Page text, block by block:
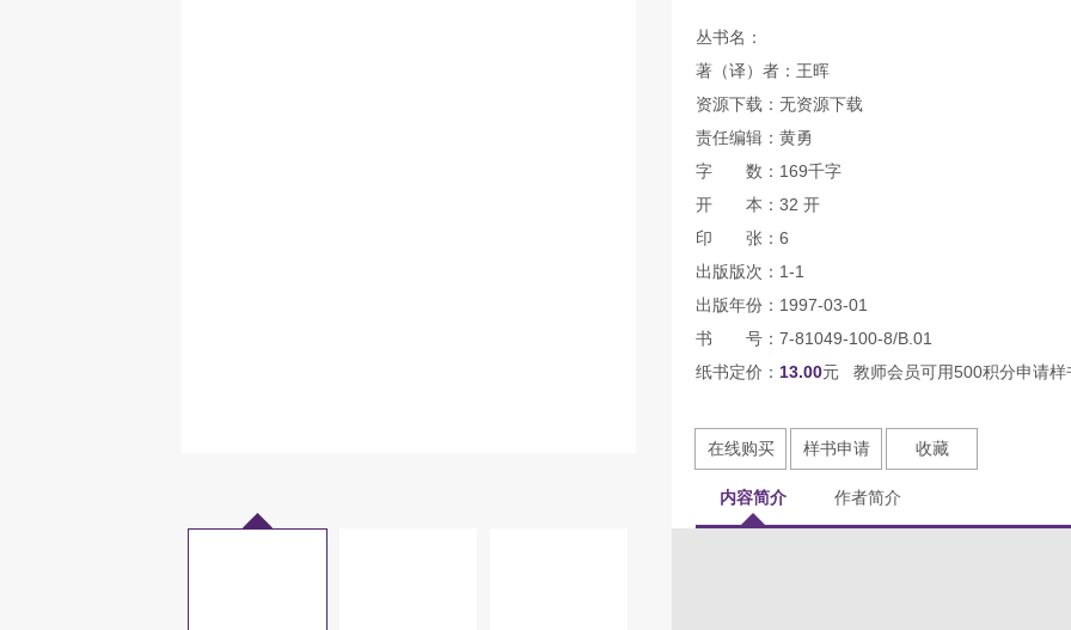
丛书名：
著（译）者：王晖
资源下载：无资源下载
责任编辑：黄勇
字 数：169千字
开 本：32 开
印 张：6
出版版次：1-1
出版年份：1997-03-01
书 号：7-81049-100-8/B.01
纸书定价： 13.00元 教师会员可用500积分申请样
在线购买 样书申请 收藏
内容简介 作者简介